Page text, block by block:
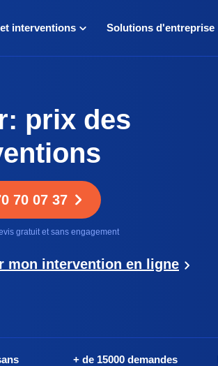
interventions Solutions d'entreprise
prix des
70 07 37
gratuit et sans engagement
mon intervention en ligne
+ de 15000 demandes